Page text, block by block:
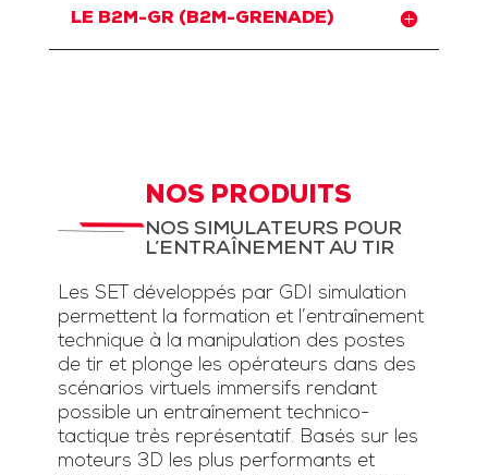
LE B2M-GR (B2M-GRENADE)
NOS PRODUITS
NOS SIMULATEURS POUR
L’ENTRAÎNEMENT AU TIR
Les SET développés par GDI simulation
permettent la formation et l’entraînement
technique à la manipulation des postes
de tir et plonge les opérateurs dans des
scénarios virtuels immersifs rendant
possible un entraînement technico-
tactique très représentatif. Basés sur les
moteurs 3D les plus performants et